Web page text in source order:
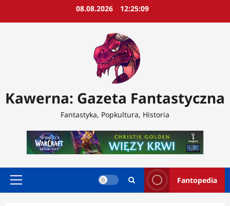
08.08.2026 12:25:11
Kawerna: Gazeta Fantastyczna
Fantastyka, Popkultura, Historia
Menu
Fantopedia